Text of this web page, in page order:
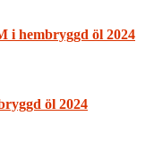
i hembryggd öl 2024
öl 2024